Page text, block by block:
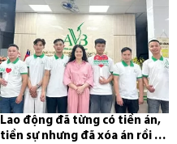
Lao động đã từng có tiền án,
tiền sự nhưng đã xóa án rồi có